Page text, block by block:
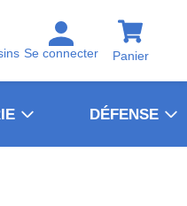
Se connecter Panier
DÉFENSE